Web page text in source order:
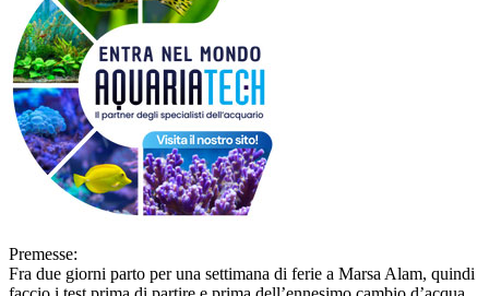
Premesse:
Fra due giorni parto per una settimana di ferie a Marsa Alam, quindi